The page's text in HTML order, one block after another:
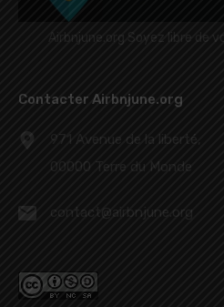
Airbnjune.org Soyez libre de
Contacter Airbnjune.org
971 Avenue de la liberté,
00000 Terre du Monde
contact@airbnjune.org